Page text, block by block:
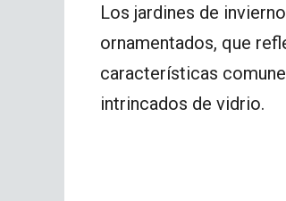
Los jardines de
ornamentados, que
características
intrincados de vidrio.